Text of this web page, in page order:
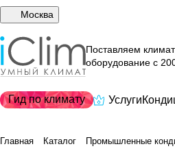
Москва
Поставляем
оборудование с
Гид по климату Услуги
Главная Каталог Промышленные